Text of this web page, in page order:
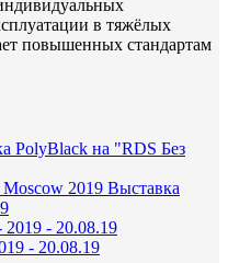
в тяжёлых
повышенных стандартам
PolyBlack на "RDS Без
Выставка
- 20.08.19